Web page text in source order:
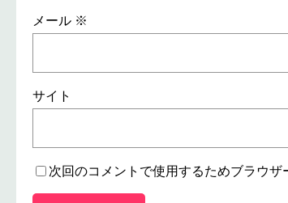
メール ※
サイト
次回のコメントで使用するためブラウザ